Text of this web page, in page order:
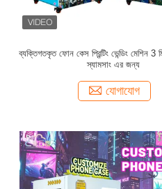
ব্যক্তিগতকৃত ফোন কেস প্রিন্টিং ভেন্ডিং মেশিন 3
স্যামসাং এর জন্য
যোগাযোগ